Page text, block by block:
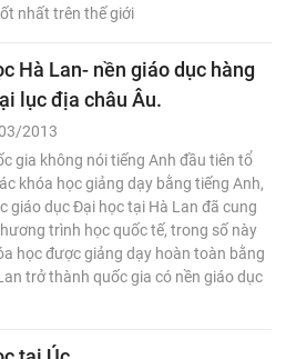
nhất trên thế giới
Hà Lan- nền giáo dục hàng
lục địa châu Âu.
2013
gia không nói tiếng Anh đầu tiên tổ
khóa học giảng dạy bằng tiếng Anh,
giáo dục Đại học tại Hà Lan đã cung
trình học quốc tế, trong số này
học được giảng dạy hoàn toàn bằng
trở thành quốc gia có nền giáo dục